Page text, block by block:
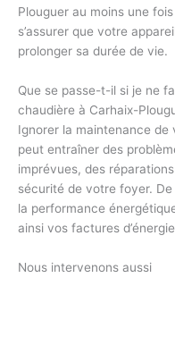
Plouguer au moins une
s’assurer que votre
prolonger sa durée de vie.
Que se passe-t-il si je ne
chaudière à Carhaix-
Ignorer la maintenance
peut entraîner des
imprévues, des
sécurité de votre foyer.
la performance
ainsi vos factures
Nous intervenons aussi